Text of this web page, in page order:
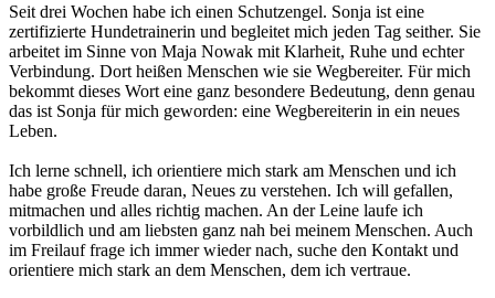
Seit drei Wochen habe ich einen Schutzengel. Sonja ist eine
zertifizierte Hundetrainerin und begleitet mich jeden Tag seither. Sie
arbeitet im Sinne von Maja Nowak mit Klarheit, Ruhe und echter
Verbindung. Dort heißen Menschen wie sie Wegbereiter. Für mich
bekommt dieses Wort eine ganz besondere Bedeutung, denn genau
das ist Sonja für mich geworden: eine Wegbereiterin in ein neues
Leben.
Ich lerne schnell, ich orientiere mich stark am Menschen und ich
habe große Freude daran, Neues zu verstehen. Ich will gefallen,
mitmachen und alles richtig machen. An der Leine laufe ich
vorbildlich und am liebsten ganz nah bei meinem Menschen. Auch
im Freilauf frage ich immer wieder nach, suche den Kontakt und
orientiere mich stark an dem Menschen, dem ich vertraue.